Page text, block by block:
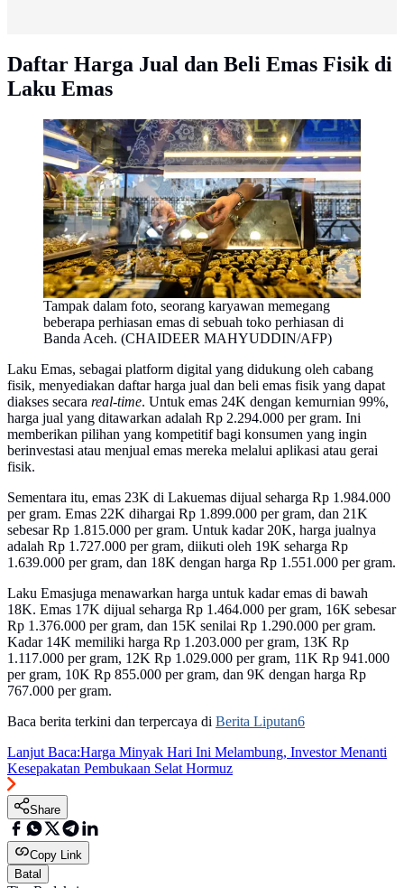
Daftar Harga Jual dan Beli Emas Fisik di
Laku Emas
Tampak dalam foto, seorang karyawan memegang
beberapa perhiasan emas di sebuah toko perhiasan di
Banda Aceh. (CHAIDEER MAHYUDDIN/AFP)
Laku Emas, sebagai platform digital yang didukung oleh cabang
fisik, menyediakan daftar harga jual dan beli emas fisik yang dapat
diakses secara real-time. Untuk emas 24K dengan kemurnian 99%,
harga jual yang ditawarkan adalah Rp 2.294.000 per gram. Ini
memberikan pilihan yang kompetitif bagi konsumen yang ingin
berinvestasi atau menjual emas mereka melalui aplikasi atau gerai
fisik.
Sementara itu, emas 23K di Lakuemas dijual seharga Rp 1.984.000
per gram. Emas 22K dihargai Rp 1.899.000 per gram, dan 21K
sebesar Rp 1.815.000 per gram. Untuk kadar 20K, harga jualnya
adalah Rp 1.727.000 per gram, diikuti oleh 19K seharga Rp
1.639.000 per gram, dan 18K dengan harga Rp 1.551.000 per gram.
Laku Emasjuga menawarkan harga untuk kadar emas di bawah
18K. Emas 17K dijual seharga Rp 1.464.000 per gram, 16K sebesar
Rp 1.376.000 per gram, dan 15K senilai Rp 1.290.000 per gram.
Kadar 14K memiliki harga Rp 1.203.000 per gram, 13K Rp
1.117.000 per gram, 12K Rp 1.029.000 per gram, 11K Rp 941.000
per gram, 10K Rp 855.000 per gram, dan 9K dengan harga Rp
767.000 per gram.
Baca berita terkini dan terpercaya di Berita Liputan6
Lanjut Baca:Harga Minyak Hari Ini Melambung, Investor Menanti
Kesepakatan Pembukaan Selat Hormuz
Share
Copy Link
Batal